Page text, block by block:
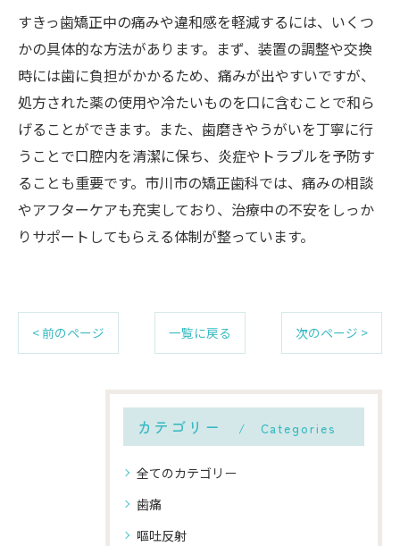
すきっ歯矯正中の痛みや違和感を軽減するには、いくつ
かの具体的な方法があります。まず、装置の調整や交換
時には歯に負担がかかるため、痛みが出やすいですが、
処方された薬の使用や冷たいものを口に含むことで和ら
げることができます。また、歯磨きやうがいを丁寧に行
うことで口腔内を清潔に保ち、炎症やトラブルを予防す
ることも重要です。市川市の矯正歯科では、痛みの相談
やアフターケアも充実しており、治療中の不安をしっか
りサポートしてもらえる体制が整っています。
< 前のページ 一覧に戻る 次のページ >
カテゴリー Categories
全てのカテゴリー
歯痛
嘔吐反射